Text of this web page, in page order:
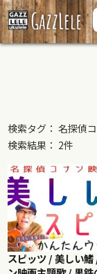
検索タグ： 名探偵
検索結果： 2件
スピッツ / 美しい